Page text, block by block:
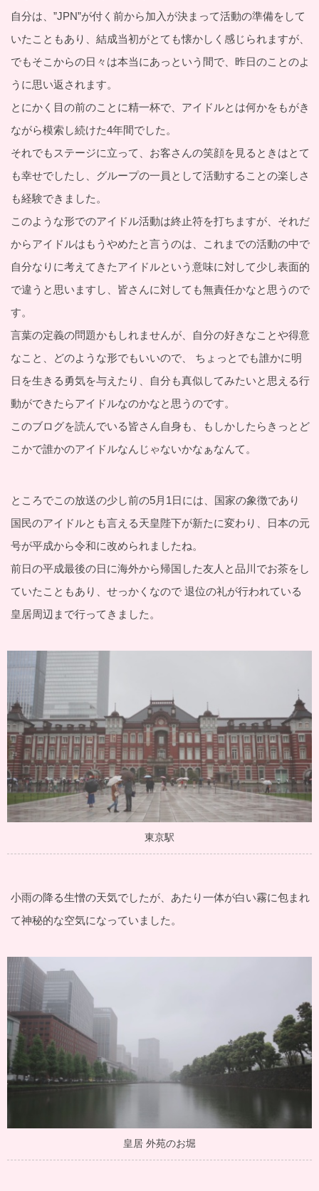
自分は、”JPN”が付く前から加入が決まって活動の準備をして
いたこともあり、結成当初がとても懐かしく感じられますが、
でもそこからの日々は本当にあっという間で、昨日のことのよ
うに思い返されます。
とにかく目の前のことに精一杯で、アイドルとは何かをもがき
ながら模索し続けた4年間でした。
それでもステージに立って、お客さんの笑顔を見るときはとて
も幸せでしたし、グループの一員として活動することの楽しさ
も経験できました。
このような形でのアイドル活動は終止符を打ちますが、それだ
からアイドルはもうやめたと言うのは、これまでの活動の中で
自分なりに考えてきたアイドルという意味に対して少し表面的
で違うと思いますし、皆さんに対しても無責任かなと思うので
す。
言葉の定義の問題かもしれませんが、自分の好きなことや得意
なこと、どのような形でもいいので、 ちょっとでも誰かに明
日を生きる勇気を与えたり、自分も真似してみたいと思える行
動ができたらアイドルなのかなと思うのです。
このブログを読んでいる皆さん自身も、もしかしたらきっとど
こかで誰かのアイドルなんじゃないかなぁなんて。
ところでこの放送の少し前の5月1日には、国家の象徴であり
国民のアイドルとも言える天皇陛下が新たに変わり、日本の元
号が平成から令和に改められましたね。
前日の平成最後の日に海外から帰国した友人と品川でお茶をし
ていたこともあり、せっかくなので 退位の礼が行われている
皇居周辺まで行ってきました。
東京駅
小雨の降る生憎の天気でしたが、あたり一体が白い霧に包まれ
て神秘的な空気になっていました。
皇居 外苑のお堀